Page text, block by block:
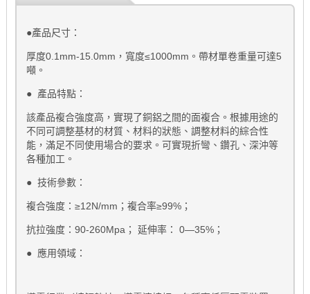
●產品尺寸：
厚度0.1mm-15.0mm ，寬度≤1000mm 。帶材單卷重量可達5
噸。
● 產品特點：
該產品複合強度高，實現了銅鋁之間的面複合。根據用途的
不同可調整基材的材質、材料的狀態、調整材料的綜合性
能，滿足不同使用場合的要求。可實現折彎、鑽孔、深沖等
各種加工。
● 技術參數：
複合強度： ≥12N/mm ；複合率≥99%；
抗拉強度： 90-260Mpa ； 延伸率： 0—35%；
● 應用領域：